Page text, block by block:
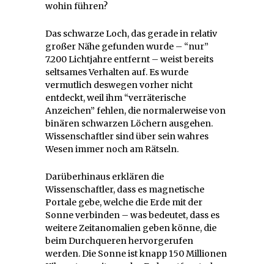
wohin führen?
Das schwarze Loch, das gerade in relativ
großer Nähe gefunden wurde – “nur”
7.200 Lichtjahre entfernt – weist bereits
seltsames Verhalten auf. Es wurde
vermutlich deswegen vorher nicht
entdeckt, weil ihm “verräterische
Anzeichen” fehlen, die normalerweise von
binären schwarzen Löchern ausgehen.
Wissenschaftler sind über sein wahres
Wesen immer noch am Rätseln.
Darüberhinaus erklären die
Wissenschaftler, dass es magnetische
Portale gebe, welche die Erde mit der
Sonne verbinden – was bedeutet, dass es
weitere Zeitanomalien geben könne, die
beim Durchqueren hervorgerufen
werden. Die Sonne ist knapp 150 Millionen